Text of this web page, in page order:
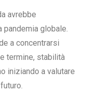
avrebbe
globale.
a concentrarsi
termine, stabilità
iniziando a valutare